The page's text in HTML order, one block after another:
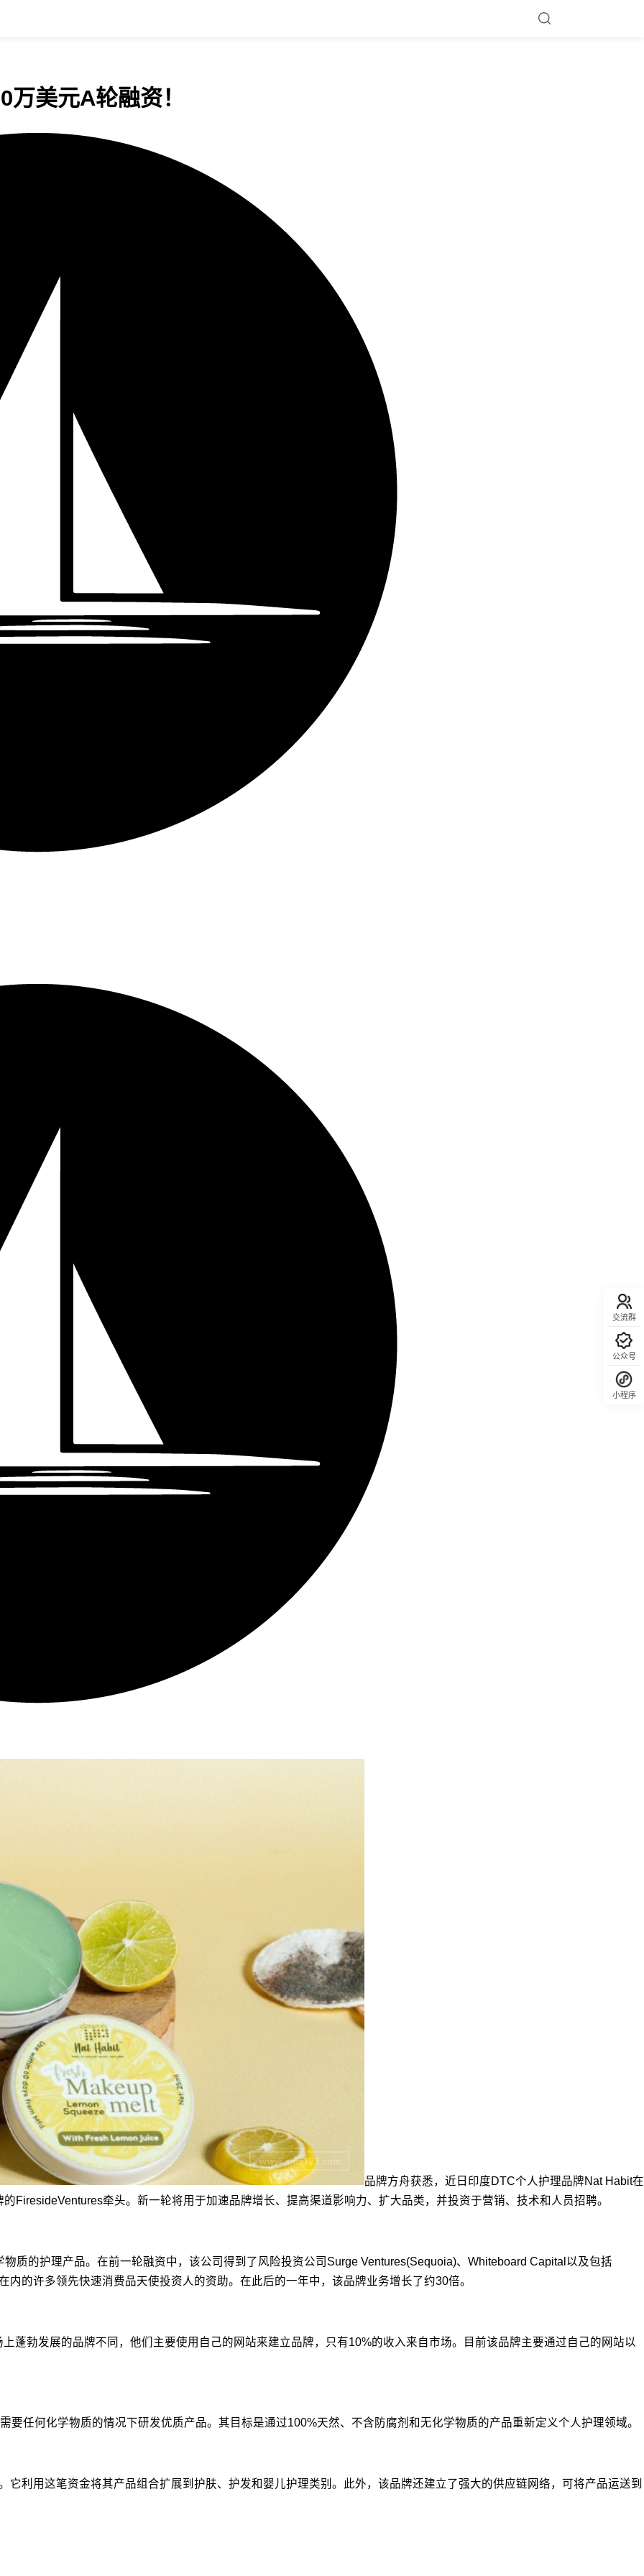
美元A轮融资！
品牌方舟获悉，近日印度DTC个人护理品牌Nat Habit在
FiresideVentures牵头。新一轮将用于加速品牌增长、提高渠道影响力、扩大品类，并投资于营销、技术和人员招聘。
质的护理产品。在前一轮融资中，该公司得到了风险投资公司Surge Ventures(Sequoia)、Whiteboard Capital以及包括
的许多领先快速消费品天使投资人的资助。在此后的一年中，该品牌业务增长了约30倍。
蓬勃发展的品牌不同，他们主要使用自己的网站来建立品牌，只有10%的收入来自市场。目前该品牌主要通过自己的网站以
任何化学物质的情况下研发优质产品。其目标是通过100%天然、不含防腐剂和无化学物质的产品重新定义个人护理领域。
利用这笔资金将其产品组合扩展到护肤、护发和婴儿护理类别。此外，该品牌还建立了强大的供应链网络，可将产品运送到
交流群
公众号
小程序